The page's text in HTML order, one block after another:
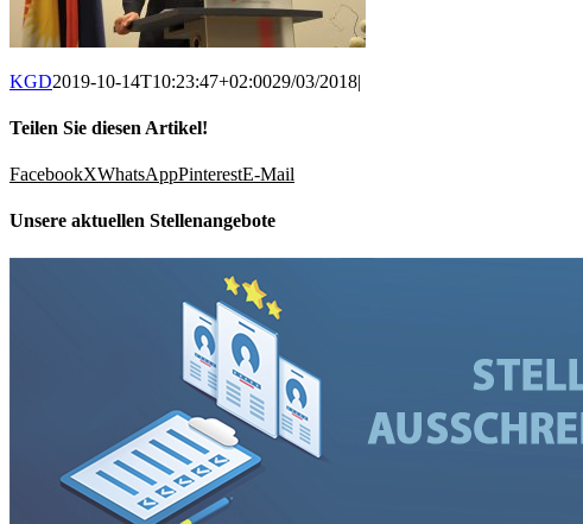
KGD2019-10-14T10:23:47+02:0029/03/2018|
Teilen Sie diesen Artikel!
FacebookXWhatsAppPinterestE-Mail
Unsere aktuellen Stellenangebote